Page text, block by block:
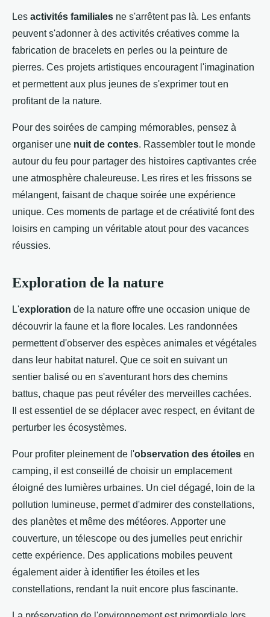
Les activités familiales ne s'arrêtent pas là. Les enfants
peuvent s'adonner à des activités créatives comme la
fabrication de bracelets en perles ou la peinture de
pierres. Ces projets artistiques encouragent l'imagination
et permettent aux plus jeunes de s'exprimer tout en
profitant de la nature.
Pour des soirées de camping mémorables, pensez à
organiser une nuit de contes. Rassembler tout le monde
autour du feu pour partager des histoires captivantes crée
une atmosphère chaleureuse. Les rires et les frissons se
mélangent, faisant de chaque soirée une expérience
unique. Ces moments de partage et de créativité font des
loisirs en camping un véritable atout pour des vacances
réussies.
Exploration de la nature
L'exploration de la nature offre une occasion unique de
découvrir la faune et la flore locales. Les randonnées
permettent d'observer des espèces animales et végétales
dans leur habitat naturel. Que ce soit en suivant un
sentier balisé ou en s'aventurant hors des chemins
battus, chaque pas peut révéler des merveilles cachées.
Il est essentiel de se déplacer avec respect, en évitant de
perturber les écosystèmes.
Pour profiter pleinement de l'observation des étoiles en
camping, il est conseillé de choisir un emplacement
éloigné des lumières urbaines. Un ciel dégagé, loin de la
pollution lumineuse, permet d'admirer des constellations,
des planètes et même des météores. Apporter une
couverture, un télescope ou des jumelles peut enrichir
cette expérience. Des applications mobiles peuvent
également aider à identifier les étoiles et les
constellations, rendant la nuit encore plus fascinante.